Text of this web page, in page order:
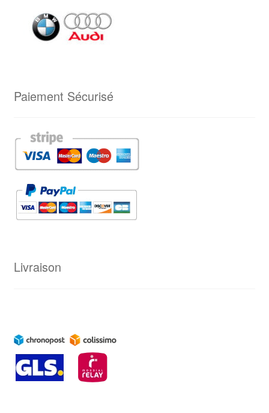
Paiement Sécurisé
Livraison